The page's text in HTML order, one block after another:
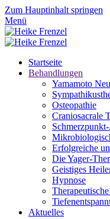
Zum Hauptinhalt springen
Menü
Startseite
Behandlungen
Yamamoto
Osteopathie
Craniosacrale
Erfolgreiche
Die Yager-
Geistiges
Hypnose
Aktuelles